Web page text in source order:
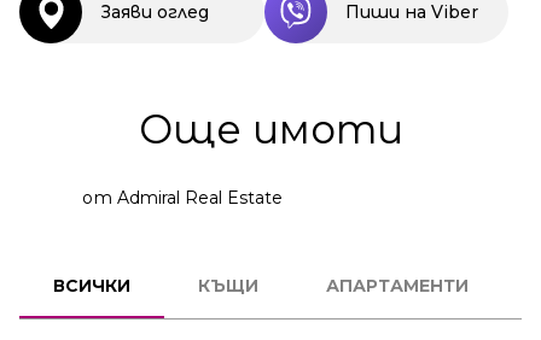
Заяви оглед Пиши на Viber
Още имоти
от Admiral Real Estate
ВСИЧКИ КЪЩИ АПАРТАМЕНТИ
КЪЩА
КОД:
35414